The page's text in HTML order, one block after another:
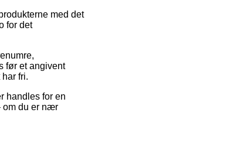
med det
for det
før et angivent
fri.
handles for en
om du er nær